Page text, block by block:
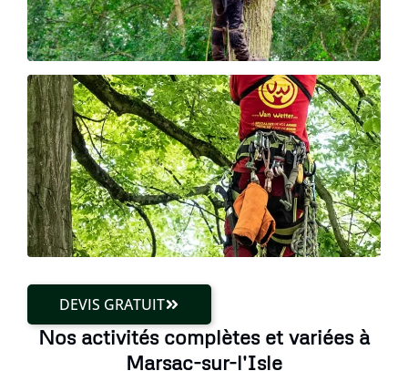
DEVIS GRATUIT
Nos activités complètes et variées à
Marsac-sur-l'Isle